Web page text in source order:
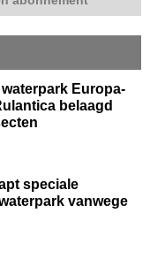
Europa-
belaagd
speciale
vanwege